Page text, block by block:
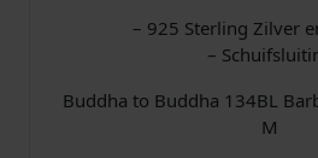
– 925 Sterling Zilver
–
Buddha to Buddha 134BL
M